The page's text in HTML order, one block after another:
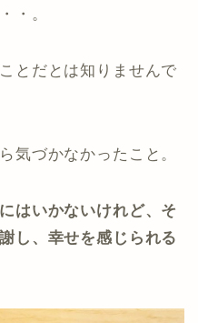
・。
とだとは知りませんで
気づかなかったこと。
はいかないけれど、そ
し、幸せを感じられる